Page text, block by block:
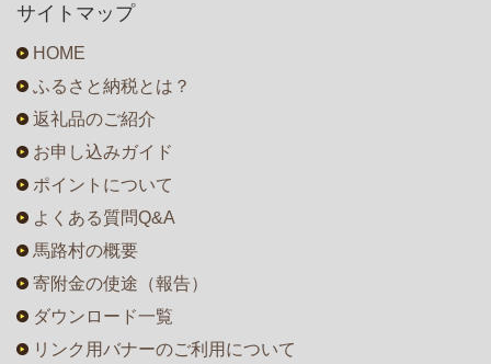
サイトマップ
HOME
ふるさと納税とは？
返礼品のご紹介
お申し込みガイド
ポイントについて
よくある質問Q&A
馬路村の概要
寄附金の使途（報告）
ダウンロード一覧
リンク用バナーのご利用について